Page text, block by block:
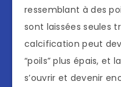
ressemblant à des
sont laissées seules
calcification peut
“poils” plus épais, et
s’ouvrir et devenir